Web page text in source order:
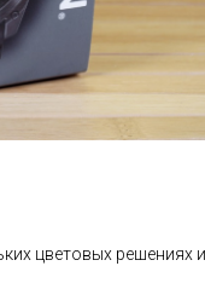
цветовых